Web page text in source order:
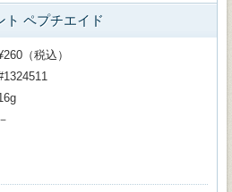
ト ペプチエイド
（税込）
－